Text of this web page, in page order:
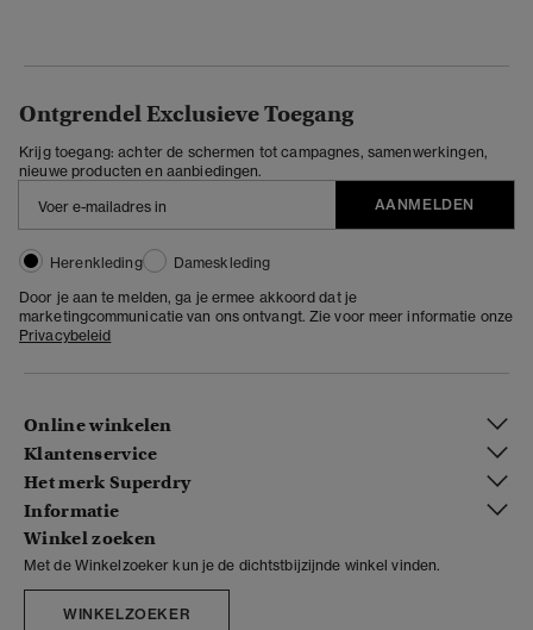
Ontgrendel Exclusieve Toegang
Krijg toegang: achter de schermen tot campagnes, samenwerkingen,
nieuwe producten en aanbiedingen.
AANMELDEN
Herenkleding
Dameskleding
Door je aan te melden, ga je ermee akkoord dat je
marketingcommunicatie van ons ontvangt. Zie voor meer informatie onze
Privacybeleid
Online winkelen
Klantenservice
Het merk Superdry
Informatie
Winkel zoeken
Met de Winkelzoeker kun je de dichtstbijzijnde winkel vinden.
WINKELZOEKER